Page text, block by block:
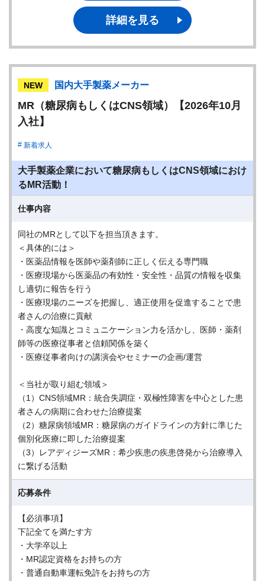
詳細を見る
NEW 国内大手製薬メーカー
MR（糖尿病もしくはCNS領域）【2026年10月
入社】
新着求人
大手製薬企業において糖尿病もしくはCNS領域におけ
るMR活動！
仕事内容
同社のMRとして以下を担当頂きます。
＜具体的には＞
・医薬品情報を医師や薬剤師に正しく伝える専門職
・医療現場から医薬品の有効性・安全性・品質の情報を収集
し適切に報告を行う
・医療現場のニーズを把握し、適正使用を促進することで患
者さんの治療に貢献
・高度な知識とコミュニケーション力を活かし、医師・薬剤
師等の医療従事者と信頼関係を築く
・医療従事者向けの講演会やセミナーの企画/運営
＜当社が取り組む領域＞
（1）CNS領域MR：統合失調症・双極性障害を中心とした患
者さんの病期に合わせた治療提案
（2）糖尿病領域MR：糖尿病のガイドラインの方針に準じた
個別化医療に即した治療提案
（3）レアディジーズMR：希少疾患の疾患啓発から治療導入
に繋げる活動
応募条件
【必須事項】
下記全てを満たす方
・大学卒以上
・MR認定資格をお持ちの方
・普通自動車運転免許をお持ちの方